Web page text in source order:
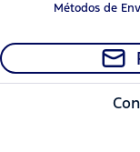
Métodos de